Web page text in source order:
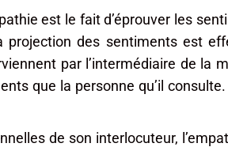
est le fait d’éprouver les
projection des sentiments est
par l’intermédiaire de la
que la personne qu’il
de son interlocuteur,